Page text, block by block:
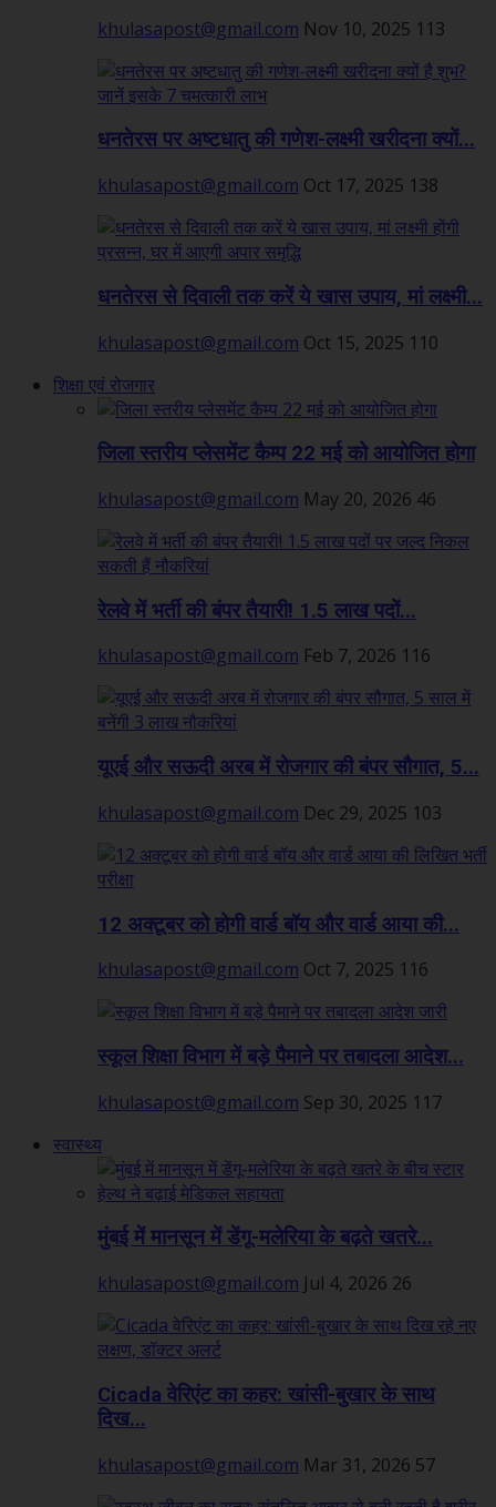
khulasapost@gmail.com Nov 10, 2025 113
धनतेरस पर अष्टधातु की गणेश-लक्ष्मी खरीदना क्यों...
khulasapost@gmail.com Oct 17, 2025 138
धनतेरस से दिवाली तक करें ये खास उपाय, मां लक्ष्मी...
khulasapost@gmail.com Oct 15, 2025 110
शिक्षा एवं रोजगार
जिला स्तरीय प्लेसमेंट कैम्प 22 मई को आयोजित होगा
khulasapost@gmail.com May 20, 2026 46
रेलवे में भर्ती की बंपर तैयारी! 1.5 लाख पदों...
khulasapost@gmail.com Feb 7, 2026 116
यूएई और सऊदी अरब में रोजगार की बंपर सौगात, 5...
khulasapost@gmail.com Dec 29, 2025 103
12 अक्टूबर को होगी वार्ड बॉय और वार्ड आया की...
khulasapost@gmail.com Oct 7, 2025 116
स्कूल शिक्षा विभाग में बड़े पैमाने पर तबादला आदेश...
khulasapost@gmail.com Sep 30, 2025 117
स्वास्थ्य
मुंबई में मानसून में डेंगू-मलेरिया के बढ़ते खतरे...
khulasapost@gmail.com Jul 4, 2026 26
Cicada वेरिएंट का कहर: खांसी-बुखार के साथ
दिख...
khulasapost@gmail.com Mar 31, 2026 57